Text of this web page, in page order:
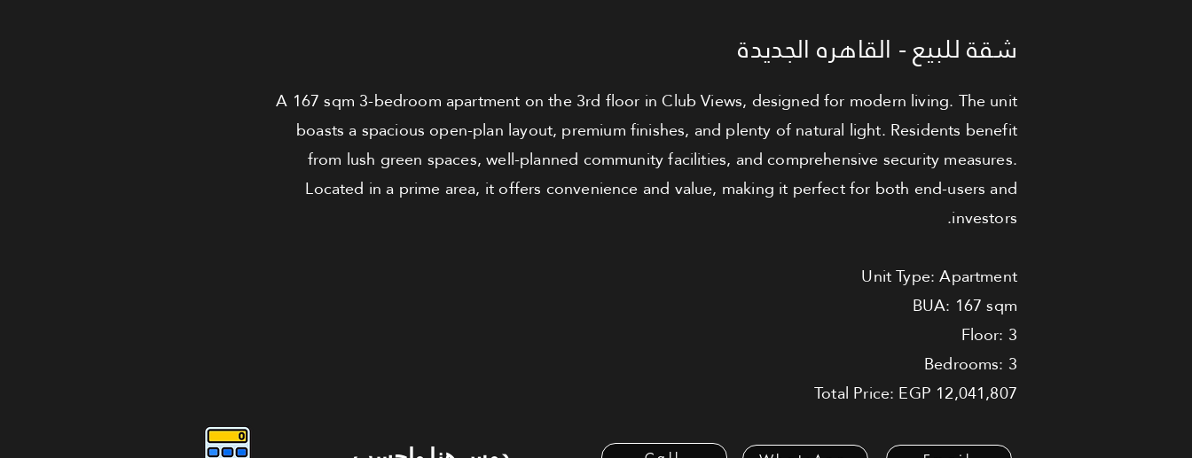
شقة للبيع - القاهره الجديدة
A 167 sqm 3-bedroom apartment on the 3rd floor in Club Views, designed for modern living. The unit
boasts a spacious open-plan layout, premium finishes, and plenty of natural light. Residents benefit
from lush green spaces, well-planned community facilities, and comprehensive security measures.
Located in a prime area, it offers convenience and value, making it perfect for both end-users and
investors.
Unit Type: Apartment
BUA: 167 sqm
Floor: 3
Bedrooms: 3
Total Price: EGP 12,041,807